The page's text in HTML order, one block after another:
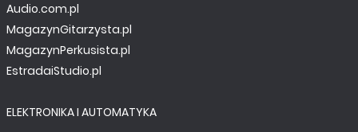
Audio.com.pl
MagazynGitarzysta.pl
MagazynPerkusista.pl
EstradaiStudio.pl
ELEKTRONIKA I AUTOMATYKA